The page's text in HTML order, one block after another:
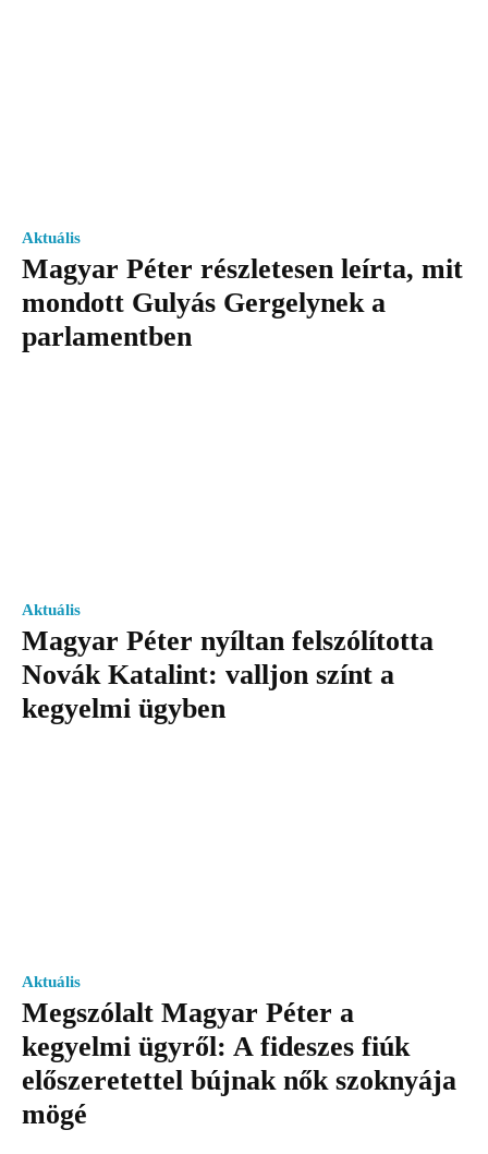
Aktuális
Magyar Péter részletesen leírta, mit
mondott Gulyás Gergelynek a
parlamentben
Aktuális
Magyar Péter nyíltan felszólította
Novák Katalint: valljon színt a
kegyelmi ügyben
Aktuális
Megszólalt Magyar Péter a
kegyelmi ügyről: A fideszes fiúk
előszeretettel bújnak nők szoknyája
mögé